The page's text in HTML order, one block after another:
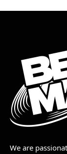
We are